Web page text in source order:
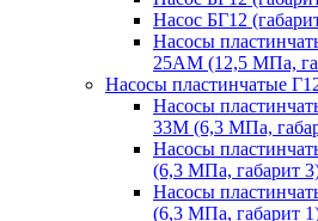
Насос БГ12
Насосы
25АМ (12,5 МПа,
Насосы пластинчатые
Насосы
33М (6,3 МПа,
Насосы
(6,3 МПа, габарит
Насосы
(6,3 МПа, габарит